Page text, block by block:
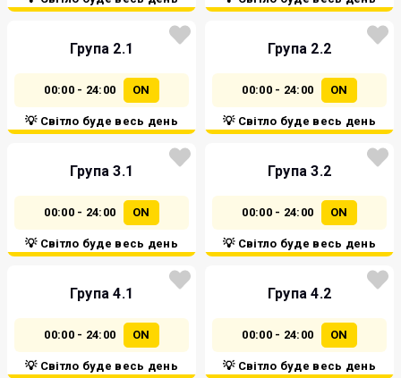
Група 2.1
00:00 - 24:00 ON
💡 Світло буде весь день
Група 2.2
00:00 - 24:00 ON
💡 Світло буде весь день
Група 3.1
00:00 - 24:00 ON
💡 Світло буде весь день
Група 3.2
00:00 - 24:00 ON
💡 Світло буде весь день
Група 4.1
00:00 - 24:00 ON
💡 Світло буде весь день
Група 4.2
00:00 - 24:00 ON
💡 Світло буде весь день